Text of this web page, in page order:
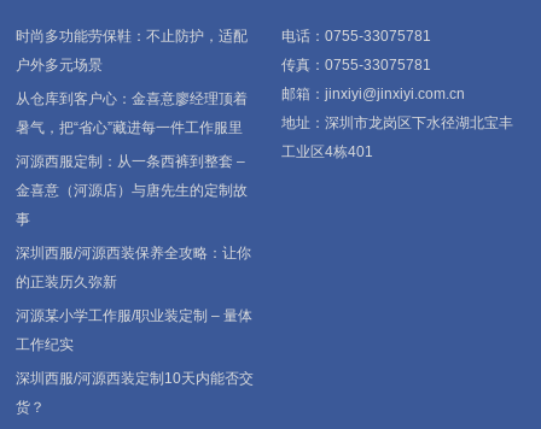
时尚多功能劳保鞋：不止防护，适配
户外多元场景
从仓库到客户心：金喜意廖经理顶着
暑气，把“省心”藏进每一件工作服里
河源西服定制：从一条西裤到整套 –
金喜意（河源店）与唐先生的定制故
事
深圳西服/河源西装保养全攻略：让你
的正装历久弥新
河源某小学工作服/职业装定制 – 量体
工作纪实
深圳西服/河源西装定制10天内能否交
货？
电话：0755-33075781
传真：0755-33075781
邮箱：jinxiyi@jinxiyi.com.cn
地址：深圳市龙岗区下水径湖北宝丰
工业区4栋401